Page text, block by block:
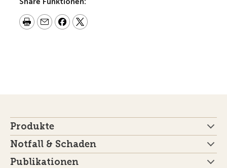
Produkte
Notfall & Schaden
Publikationen